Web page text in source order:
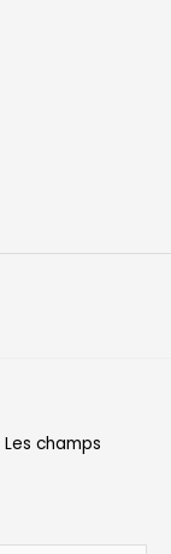
Les champs